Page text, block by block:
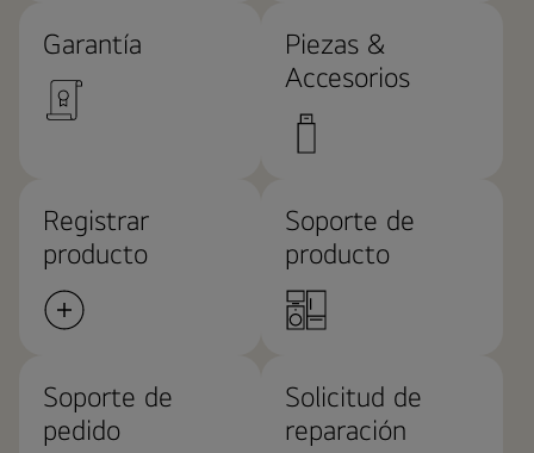
Garantía
Piezas &
Accesorios
Registrar
producto
Soporte de
producto
Soporte de
pedido
Solicitud de
reparación